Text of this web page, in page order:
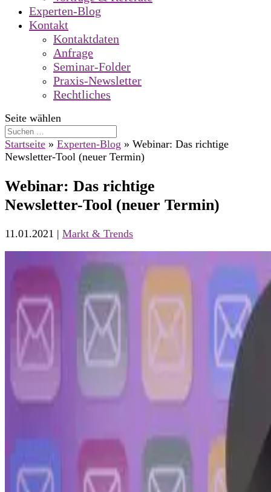
Experten-Blog
Kontakt
Kontaktdaten
Anfrage
Seminar-Folder
Praxis-Newsletter
Rechtliches
Seite wählen
Startseite » Experten-Blog » Webinar: Das richtige
Newsletter-Tool (neuer Termin)
Webinar: Das richtige
Newsletter-Tool (neuer Termin)
11.01.2021 | Markt & Trends